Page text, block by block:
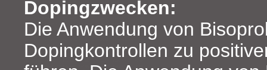
Dopingzwecken:
Die Anwendung von
Dopingkontrollen zu